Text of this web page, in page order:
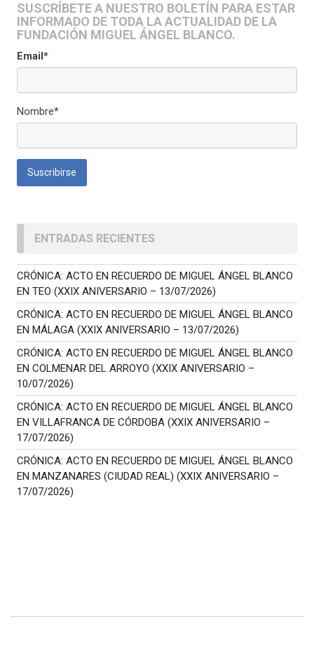
SUSCRÍBETE A NUESTRO BOLETÍN PARA ESTAR
INFORMADO DE TODA LA ACTUALIDAD DE LA
FUNDACIÓN MIGUEL ÁNGEL BLANCO.
Email*
Nombre*
ENTRADAS RECIENTES
CRÓNICA: ACTO EN RECUERDO DE MIGUEL ÁNGEL BLANCO
EN TEO (XXIX ANIVERSARIO – 13/07/2026)
CRÓNICA: ACTO EN RECUERDO DE MIGUEL ÁNGEL BLANCO
EN MÁLAGA (XXIX ANIVERSARIO – 13/07/2026)
CRÓNICA: ACTO EN RECUERDO DE MIGUEL ÁNGEL BLANCO
EN COLMENAR DEL ARROYO (XXIX ANIVERSARIO –
10/07/2026)
CRÓNICA: ACTO EN RECUERDO DE MIGUEL ÁNGEL BLANCO
EN VILLAFRANCA DE CÓRDOBA (XXIX ANIVERSARIO –
17/07/2026)
CRÓNICA: ACTO EN RECUERDO DE MIGUEL ÁNGEL BLANCO
EN MANZANARES (CIUDAD REAL) (XXIX ANIVERSARIO –
17/07/2026)